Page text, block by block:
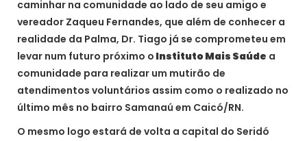
caminhar na comunidade ao lado de seu amigo e
vereador Zaqueu Fernandes, que além de conhecer a
realidade da Palma, Dr. Tiago já se comprometeu em
levar num futuro próximo o Instituto Mais Saúde a
comunidade para realizar um mutirão de
atendimentos voluntários assim como o realizado no
último mês no bairro Samanaú em Caicó/RN.
O mesmo logo estará de volta a capital do Seridó